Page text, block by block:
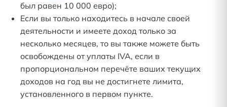
был равен 10 000 евро);
Если вы только находитесь в начале своей
деятельности и имеете доход только за
несколько месяцев, то вы также можете быть
освобождены от уплаты IVA, если в
пропорциональном перечёте ваших текущих
доходов на год вы не достигнете лимита,
установленного в первом пункте.